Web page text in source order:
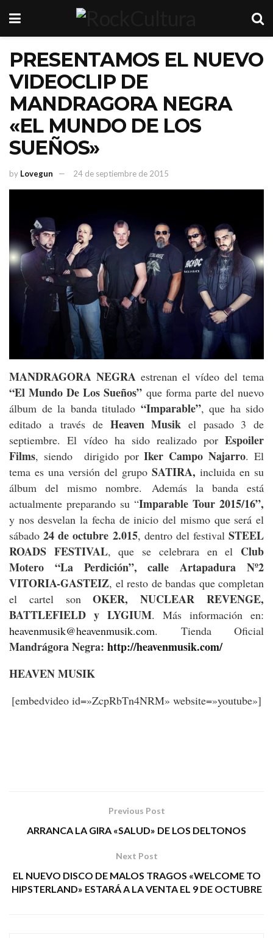
PRESENTAMOS EL NUEVO
VIDEOCLIP DE
MANDRAGORA NEGRA
«EL MUNDO DE LOS
SUEÑOS»
by Lovegun 24 de septiembre de 2015
MANDRAGORA NEGRA estrenan el vídeo del tema
“El Mundo De Los Sueños” que forma parte del nuevo
álbum de la banda titulado “Imparable”, que ha sido
editado a través de Heaven Musik el pasado 3 de
septiembre. El vídeo ha sido realizado por Espoiler
Films, siendo dirigido porIker Campo Najarro. El
tema es una versión del grupo SATIRA, incluida en su
álbum del mismo nombre. Además la banda está
actualmente preparando su “Imparable Tour 2015/16”,
y nos desvelan la fecha de inicio del mismo que será el
sábado 24 de octubre 2.015, dentro del festival STEEL
ROADS FESTIVAL, que se celebrara en el Club
Motero “La Perdición”, calle Artapadura Nº2
VITORIA-GASTEIZ, el resto de bandas que completan
el cartel sonOKER, NUCLEAR REVENGE,
BATTLEFIELD y LYGIUM. Más información en:
heavenmusik@heavenmusik.com. Tienda Oficial
Mandrágora Negra: http://heavenmusik.com/
HEAVEN MUSIK
[embedvideo id=»ZcpRbTn4NRM» website=»youtube»]
Previous Post
ARRANCA LA GIRA «SALUD» DE LOS DELTONOS
Next Post
EL NUEVO DISCO DE MALOS TRAGOS «WELCOME TO
HIPSTERLAND» ESTARÁ A LA VENTA EL 9 DE OCTUBRE